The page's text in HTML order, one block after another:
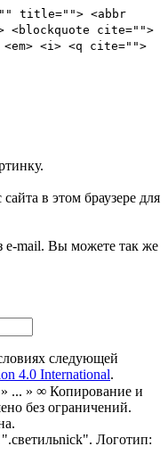
title=""> <abbr
<blockquote cite="">
<i> <q cite="">
в этом браузере для
e-mail. Вы можете так же
следующей
4.0 International.
» ... » ∞ Копирование и
без ограничений.
".светильnick". Логотип: